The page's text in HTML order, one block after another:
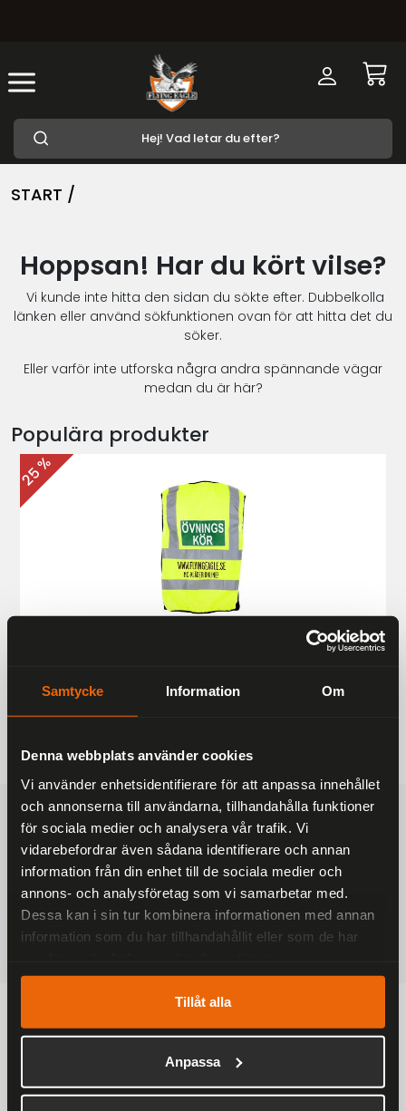
Samtycke Information Om
Denna webbplats använder cookies
Vi använder enhetsidentifierare för att anpassa innehållet
och annonserna till användarna, tillhandahålla funktioner
för sociala medier och analysera vår trafik. Vi
vidarebefordrar även sådana identifierare och annan
information från din enhet till de sociala medier och
annons- och analysföretag som vi samarbetar med.
Dessa kan i sin tur kombinera informationen med annan
information som du har tillhandahållit eller som de har
Tillåt alla
Anpassa
START /
Hoppsan! Har du kört vilse?
Vi kunde inte hitta den sidan du sökte efter. Dubbelkolla
länken eller använd sökfunktionen ovan för att hitta det du
söker.
Eller varför inte utforska några andra spännande vägar
medan du är här?
Populära produkter
25 %
187 kr
249 kr
FRAKTFRITT
På alla ordrar över 2000 kr
1-3 DAGAR LEVERANS
Inom Sverige med DHL
SÄKRA BETALNINGAR
Betalkort, Klarna eller Swish